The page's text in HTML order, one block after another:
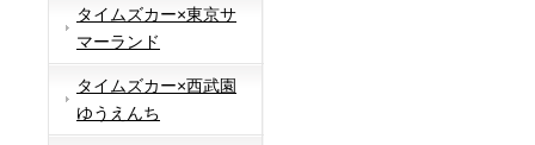
タイムズカー×東京サ
マーランド
タイムズカー×西武園
ゆうえんち